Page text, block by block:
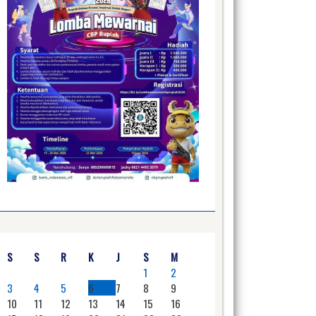
S S R K J S
M
1
2
3
4 5 6 7 8
9
10
11 12 13 14 15
16